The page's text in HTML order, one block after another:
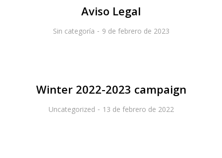
Aviso Legal
Sin categoría 9 de febrero de 2023
Winter 2022-2023 campaign
Uncategorized 13 de febrero de 2022